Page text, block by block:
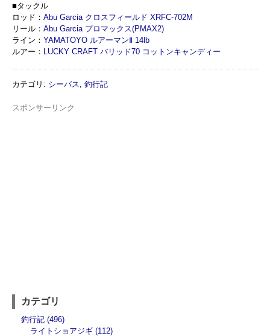
■タックル
ロッド： Abu Garcia クロスフィールド XRFC-702M
リール： Abu Garcia プロマックス(PMAX2)
ライン： YAMATOYO ルアーマンⅡ 14lb
ルアー： LUCKY CRAFT バリッド70 コットンキャンディー
カテゴリ : シーバス, 釣行記
スポンサーリンク
カテゴリ
釣行記 (496)
ライトショアジギ (112)